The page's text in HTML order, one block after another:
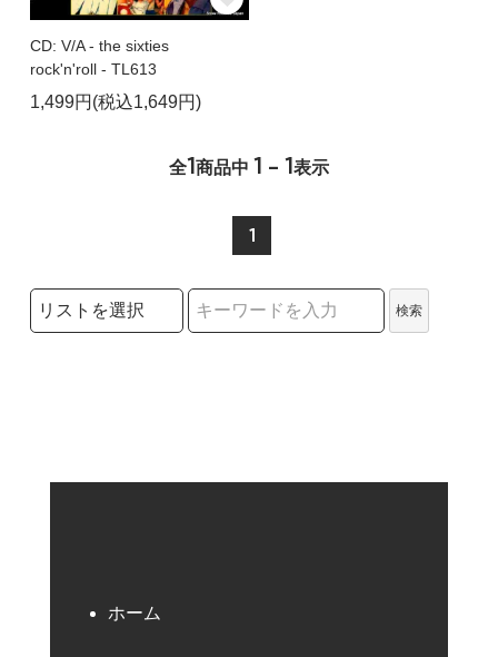
CD: V/A - the sixties
rock'n'roll - TL613
1,499円(税込1,649円)
全1商品中 1 - 1表示
1
検索リストの選択
検索
ホーム